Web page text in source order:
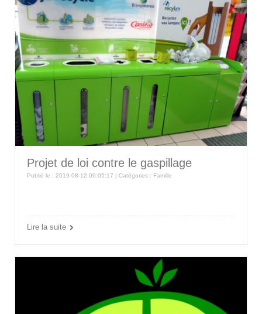
Projet de loi contre le gaspillage
Publié le : 2019-08-12 09:05:17 | Catégories : Famille
Lire la suite